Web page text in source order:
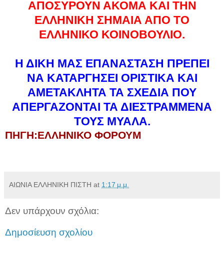
ΑΠΟΣΥΡΟΥΝ ΑΚΟΜΑ ΚΑΙ ΤΗΝ
ΕΛΛΗΝΙΚΗ ΣΗΜΑΙΑ ΑΠΟ ΤΟ
ΕΛΛΗΝΙΚΟ ΚΟΙΝΟΒΟΥΛΙΟ.
Η ΔΙΚΗ ΜΑΣ ΕΠΑΝΑΣΤΑΣΗ ΠΡΕΠΕΙ
ΝΑ ΚΑΤΑΡΓΗΣΕΙ ΟΡΙΣΤΙΚΑ ΚΑΙ
ΑΜΕΤΑΚΛΗΤΑ ΤΑ ΣΧΕΔΙΑ ΠΟΥ
ΑΠΕΡΓΑΖΟΝΤΑΙ ΤΑ ΔΙΕΣΤΡΑΜΜΕΝΑ
ΤΟΥΣ ΜΥΑΛΑ.
ΠΗΓΗ:ΕΛΛΗΝΙΚΟ ΦΟΡΟΥΜ
ΑΙΩΝΙΑ ΕΛΛΗΝΙΚΗ ΠΙΣΤΗ at 1:17 μ.μ.
Δεν υπάρχουν σχόλια:
Δημοσίευση σχολίου